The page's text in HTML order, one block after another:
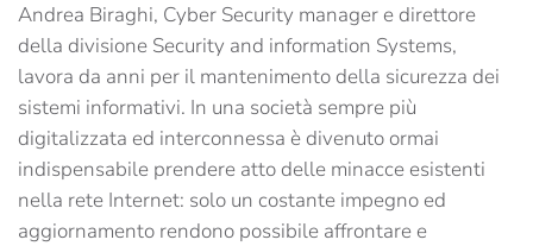
Andrea Biraghi, Cyber Security manager e direttore
della divisione Security and information Systems,
lavora da anni per il mantenimento della sicurezza dei
sistemi informativi. In una società sempre più
digitalizzata ed interconnessa è divenuto ormai
indispensabile prendere atto delle minacce esistenti
nella rete Internet: solo un costante impegno ed
aggiornamento rendono possibile affrontare e